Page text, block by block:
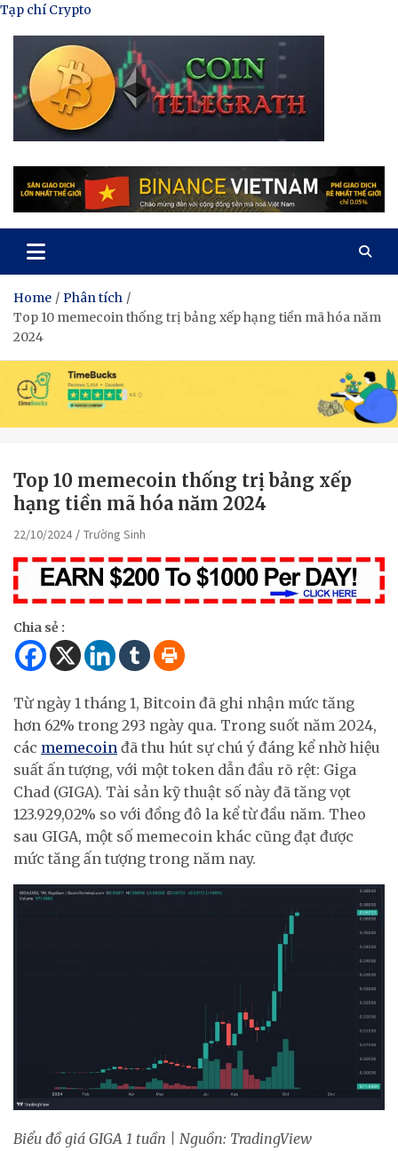
Skip
content
Tạp chí Crypto
Tạp Chí Tiền Mã Hóa
Home
Phân tích
Top 10 memecoin thống trị bảng xếp hạng tiền mã hóa năm
2024
Top 10 memecoin thống trị bảng xếp
hạng tiền mã hóa năm 2024
22/10/2024 Trường Sinh
Chia sẻ :
Từ ngày 1 tháng 1, Bitcoin đã ghi nhận mức tăng
hơn 62% trong 293 ngày qua. Trong suốt năm 2024,
các memecoin đã thu hút sự chú ý đáng kể nhờ hiệu
suất ấn tượng, với một token dẫn đầu rõ rệt: Giga
Chad (GIGA). Tài sản kỹ thuật số này đã tăng vọt
123.929,02% so với đồng đô la kể từ đầu năm. Theo
sau GIGA, một số memecoin khác cũng đạt được
mức tăng ấn tượng trong năm nay.
Biểu đồ giá GIGA 1 tuần | Nguồn: TradingView